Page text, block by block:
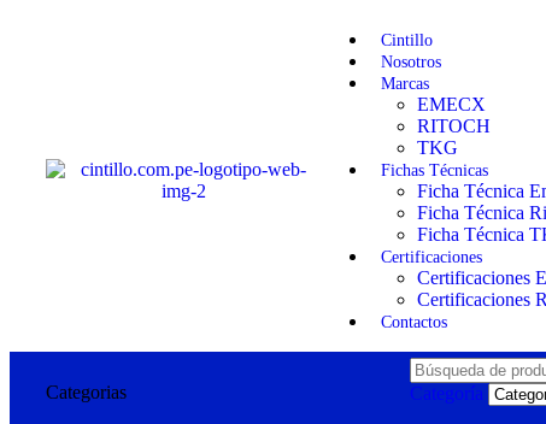
Cintillo
Nosotros
Marcas
EMECX
RITOCH
TKG
Fichas Técnicas
Ficha Técnica
Ficha Técnica
Ficha Técnica
Certificaciones
Certificaciones
Certificaciones
Contactos
Categorias Categoría